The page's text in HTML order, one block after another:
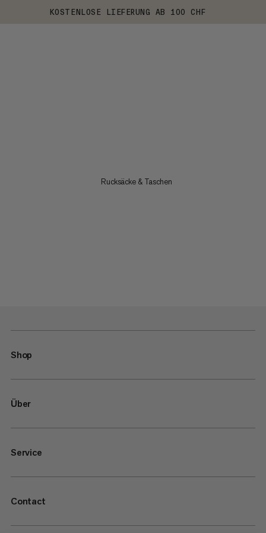
KOSTENLOSE LIEFERUNG AB 100 CHF
Rucksäcke & Taschen
Shop
Über
Service
Contact